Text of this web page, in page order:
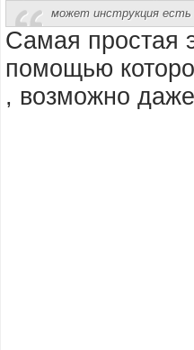
может инструкция есть
Самая простая
помощью
, возможно